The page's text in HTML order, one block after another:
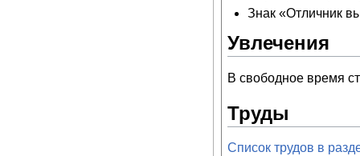
Знак «Отличник
Увлечения
В свободное время
Труды
Список трудов в